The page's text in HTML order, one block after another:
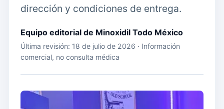
dirección y condiciones de entrega.
Equipo editorial de Minoxidil Todo México
Última revisión: 18 de julio de 2026 · Información
comercial, no consulta médica